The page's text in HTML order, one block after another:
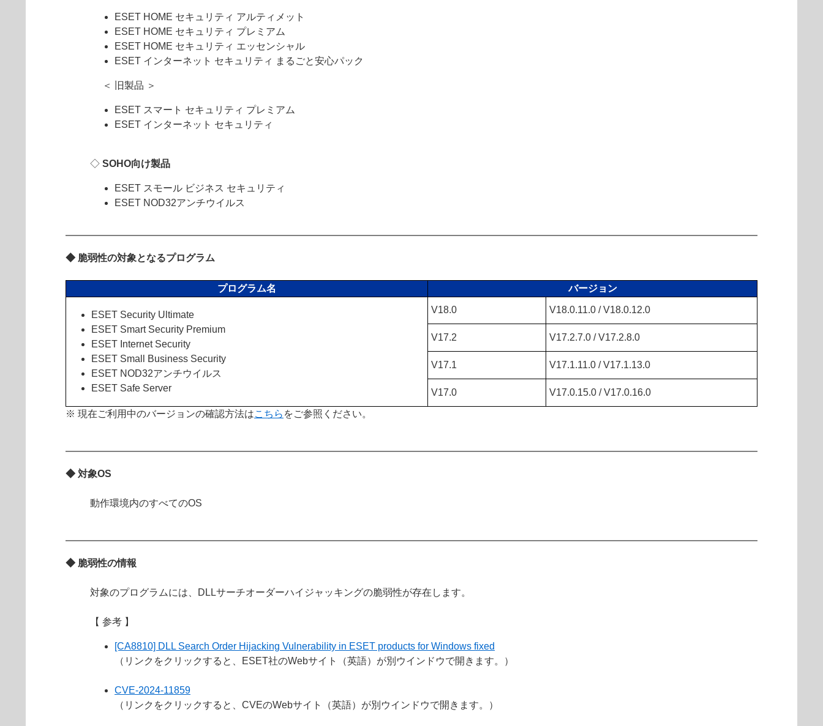
ESET HOME セキュリティ アルティメット
ESET HOME セキュリティ プレミアム
ESET HOME セキュリティ エッセンシャル
ESET インターネット セキュリティ まるごと安心パック
＜ 旧製品 ＞
ESET スマート セキュリティ プレミアム
ESET インターネット セキュリティ
◇ SOHO向け製品
ESET スモール ビジネス セキュリティ
ESET NOD32アンチウイルス
◆ 脆弱性の対象となるプログラム
プログラム名 バージョン
ESET Security Ultimate
ESET Smart Security Premium
ESET Internet Security
ESET Small Business Security
ESET NOD32アンチウイルス
ESET Safe Server
V18.0 V18.0.11.0 / V18.0.12.0
V17.2 V17.2.7.0 / V17.2.8.0
V17.1 V17.1.11.0 / V17.1.13.0
V17.0 V17.0.15.0 / V17.0.16.0
※ 現在ご利用中のバージョンの確認方法はこちら をご参照ください。
◆ 対象OS
動作環境内のすべてのOS
◆ 脆弱性の情報
対象のプログラムには、DLLサーチオーダーハイジャッキングの脆弱性が存在します。
【 参考 】
[CA8810] DLL Search Order Hijacking Vulnerability in ESET products for Windows fixed
（リンクをクリックすると、ESET社のWebサイト（英語）が別ウインドウで開きます。）
CVE-2024-11859
（リンクをクリックすると、CVEのWebサイト（英語）が別ウインドウで開きます。）